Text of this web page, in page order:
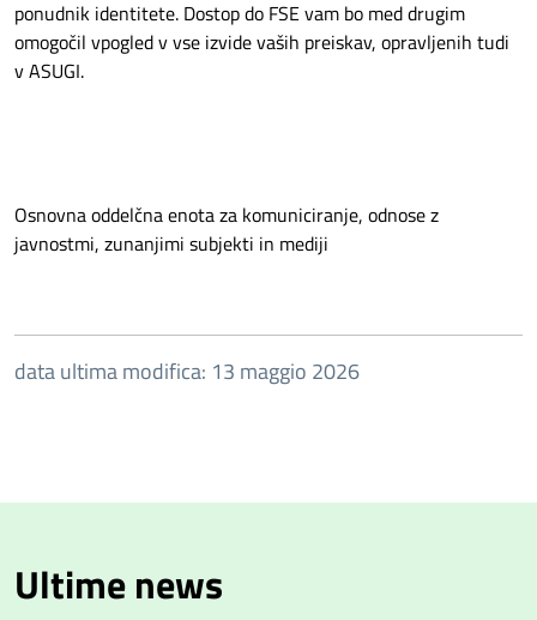
ponudnik identitete. Dostop do FSE vam bo med drugim
omogočil vpogled v vse izvide vaših preiskav, opravljenih tudi
v ASUGI.
Osnovna oddelčna enota za komuniciranje, odnose z
javnostmi, zunanjimi subjekti in mediji
data ultima modifica: 13 maggio 2026
Ultime news